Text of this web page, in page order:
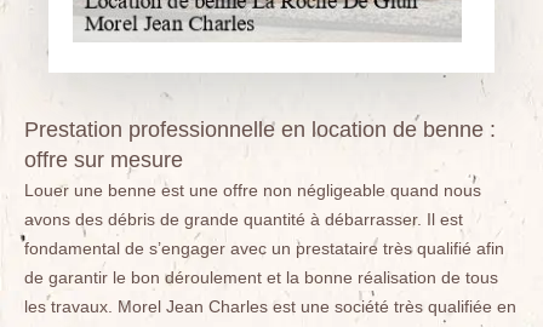
Prestation professionnelle en location de benne :
offre sur mesure
Louer une benne est une offre non négligeable quand nous
avons des débris de grande quantité à débarrasser. Il est
fondamental de s’engager avec un prestataire très qualifié afin
de garantir le bon déroulement et la bonne réalisation de tous
les travaux. Morel Jean Charles est une société très qualifiée en